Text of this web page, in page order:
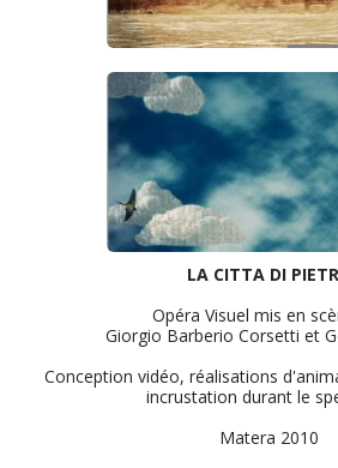
LA CITTA DI
Opéra Visuel mis en
Giorgio Barberio Corsetti et
Conception vidéo, réalisations
incrustation durant le
Matera 2010